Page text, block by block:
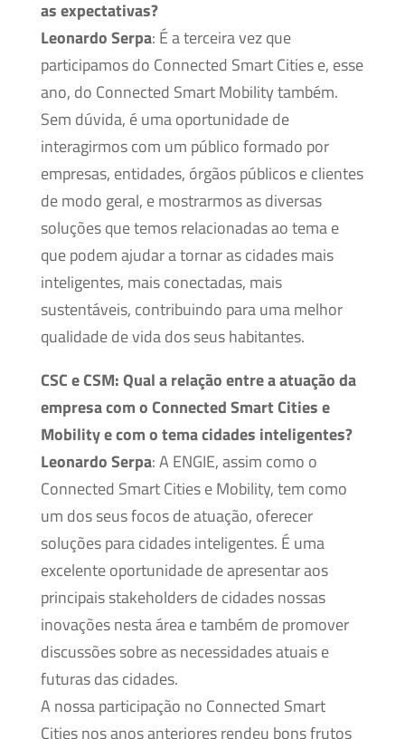
as expectativas?
Leonardo Serpa: É a terceira vez que
participamos do Connected Smart Cities e, esse
ano, do Connected Smart Mobility também.
Sem dúvida, é uma oportunidade de
interagirmos com um público formado por
empresas, entidades, órgãos públicos e clientes
de modo geral, e mostrarmos as diversas
soluções que temos relacionadas ao tema e
que podem ajudar a tornar as cidades mais
inteligentes, mais conectadas, mais
sustentáveis, contribuindo para uma melhor
qualidade de vida dos seus habitantes.
CSC e CSM:Qual a relação entre a atuação da
empresa com o Connected Smart Cities e
Mobility e com o tema cidades inteligentes?
Leonardo Serpa: A ENGIE, assim como o
Connected Smart Cities e Mobility, tem como
um dos seus focos de atuação, oferecer
soluções para cidades inteligentes. É uma
excelente oportunidade de apresentar aos
principais stakeholders de cidades nossas
inovações nesta área e também de promover
discussões sobre as necessidades atuais e
futuras das cidades.
A nossa participação no Connected Smart
Cities nos anos anteriores rendeu bons frutos